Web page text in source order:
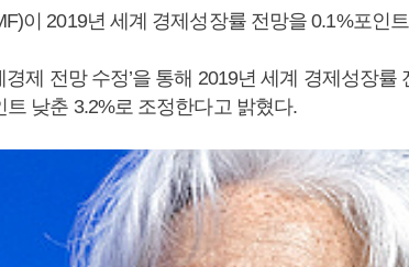
이 2019년 세계 경제성장률 전망을 0.1%포인
경제 전망 수정’을 통해 2019년 세계 경제성장
트 낮춘 3.2%로 조정한다고 밝혔다.